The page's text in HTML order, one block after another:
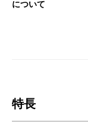
について
特長